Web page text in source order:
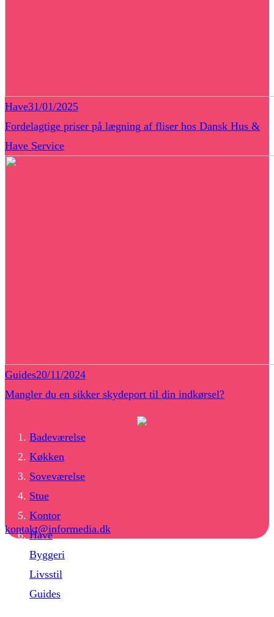
Have31/01/2025
Fordelagtige priser på lægning af fliser hos Dansk Hus &
Have Service
Guides20/11/2024
Mangler du en sikker skydeport til din indkørsel?
Badeværelse
Køkken
Soveværelse
Stue
Kontor
Have
Byggeri
Livsstil
Guides
kontakt@informedia.dk